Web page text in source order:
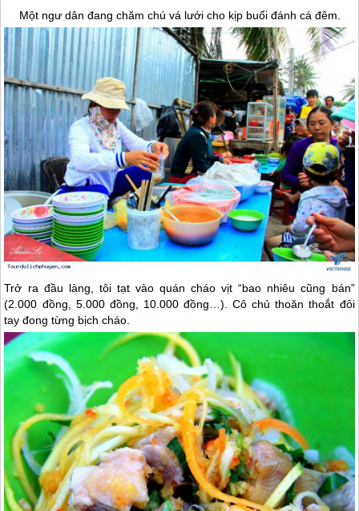
Một ngư dân đang chăm chú vá lưới cho kịp buổi đánh cá đêm.
Trở ra đầu làng, tôi tạt vào quán cháo vịt “bao nhiêu cũng bán”
(2.000 đồng, 5.000 đồng, 10.000 đồng…). Cô chủ thoăn thoắt đôi
tay đong từng bịch cháo.